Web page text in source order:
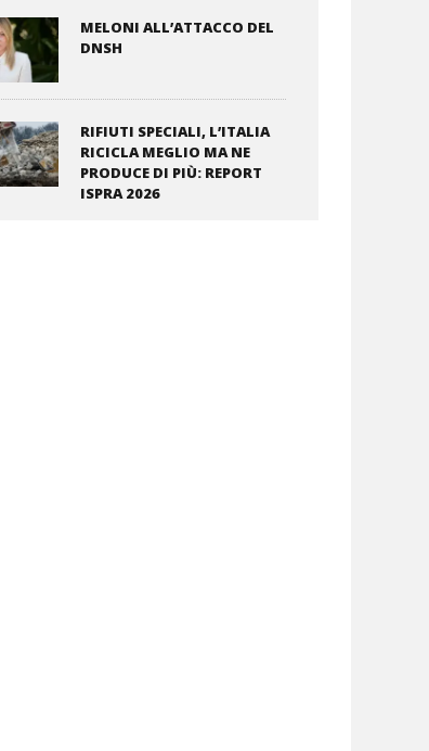
MELONI ALL’ATTACCO DEL
DNSH
RIFIUTI SPECIALI, L’ITALIA
RICICLA MEGLIO MA NE
PRODUCE DI PIÙ: REPORT
ISPRA 2026